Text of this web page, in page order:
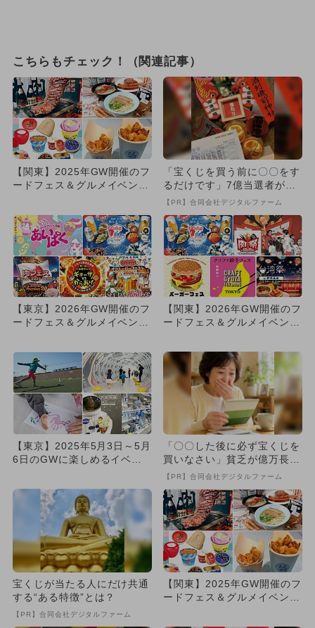
こちらもチェック！（関連記事）
【関東】2025年GW開催のフ
ードフェス＆グルメイベン
「宝くじを買う前に〇〇をす
るだけです」7億当選者が続
出
【PR】合同会社デジタルファーム
【東京】2026年GW開催のフ
ードフェス＆グルメイベント
【関東】2026年GW開催のフ
ードフェス＆グルメイベント
【東京】2025年5月3日～5月
6日のGWに楽しめるイベン
「〇〇した後に必ず宝くじを
買いなさい」貧乏が億万長者
に
【PR】合同会社デジタルファーム
宝くじが当たる人にだけ共通
する“ある特徴”とは？
【PR】合同会社デジタルファーム
【関東】2025年GW開催のフ
ードフェス＆グルメイベン